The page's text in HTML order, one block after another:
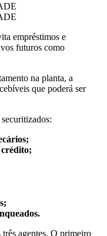
empréstimos e
futuros como
na planta, a
que poderá ser
crédito;
três agentes. O primeiro